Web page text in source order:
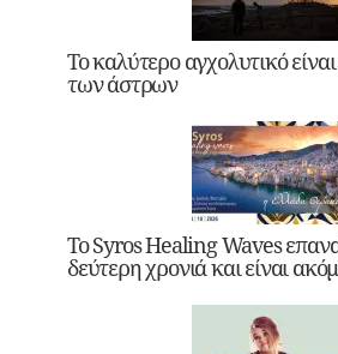
Το καλύτερο αγχολυτικό
των άστρων
Το Syros Healing Waves
δεύτερη χρονιά και είναι